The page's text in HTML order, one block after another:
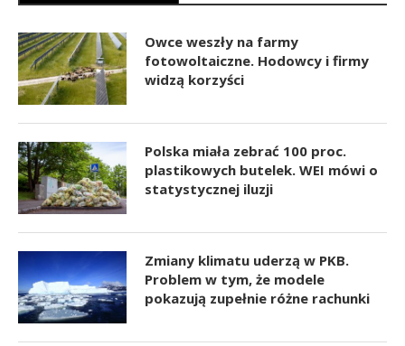
Owce weszły na farmy
fotowoltaiczne. Hodowcy i firmy
widzą korzyści
Polska miała zebrać 100 proc.
plastikowych butelek. WEI mówi o
statystycznej iluzji
Zmiany klimatu uderzą w PKB.
Problem w tym, że modele
pokazują zupełnie różne rachunki